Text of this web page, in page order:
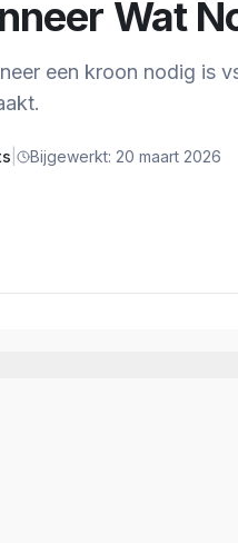
Wat
een kroon nodig is
Bijgewerkt: 20 maart 2026